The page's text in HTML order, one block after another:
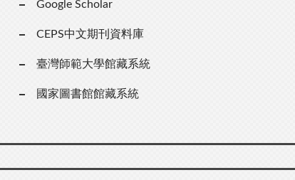
Google Scholar
CEPS中文期刊資料庫
臺灣師範大學館藏系統
國家圖書館館藏系統